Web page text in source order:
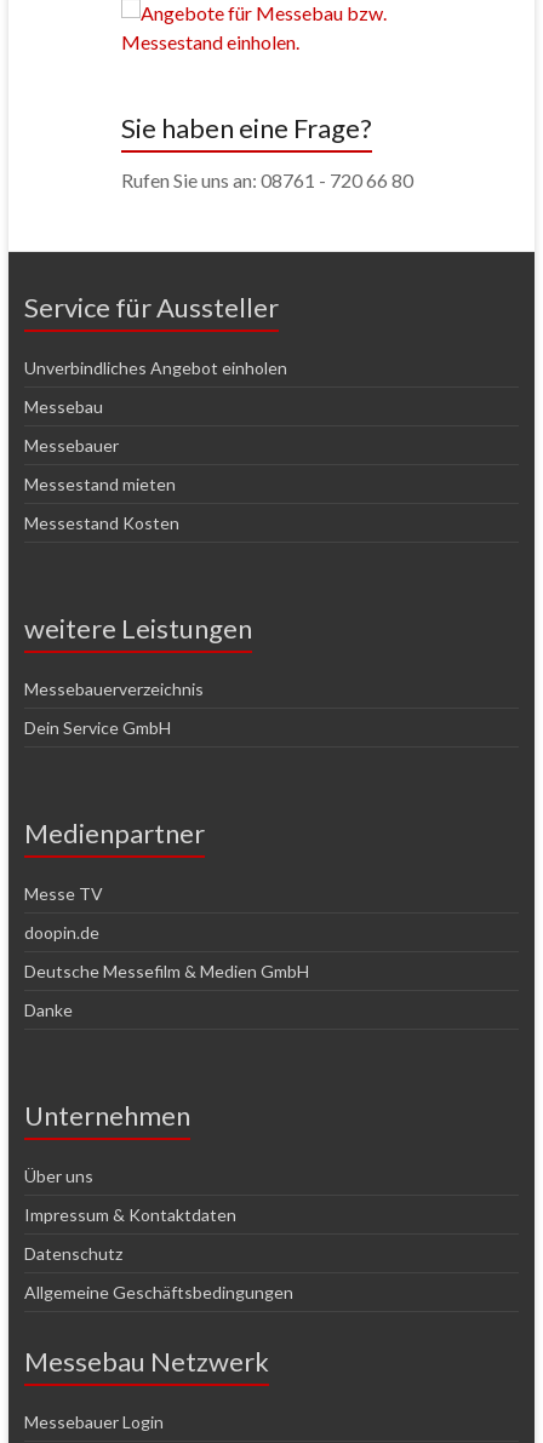
Sie haben eine Frage?
Rufen Sie uns an: 08761 - 720 66 80
Service für Aussteller
Unverbindliches Angebot einholen
Messebau
Messebauer
Messestand mieten
Messestand Kosten
weitere Leistungen
Messebauerverzeichnis
Dein Service GmbH
Medienpartner
Messe TV
doopin.de
Deutsche Messefilm & Medien GmbH
Danke
Unternehmen
Über uns
Impressum & Kontaktdaten
Datenschutz
Allgemeine Geschäftsbedingungen
Messebau Netzwerk
Messebauer Login